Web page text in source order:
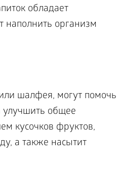
обладает
организм
шалфея, могут помочь
улучшить общее
кусочков фруктов,
а также насытит